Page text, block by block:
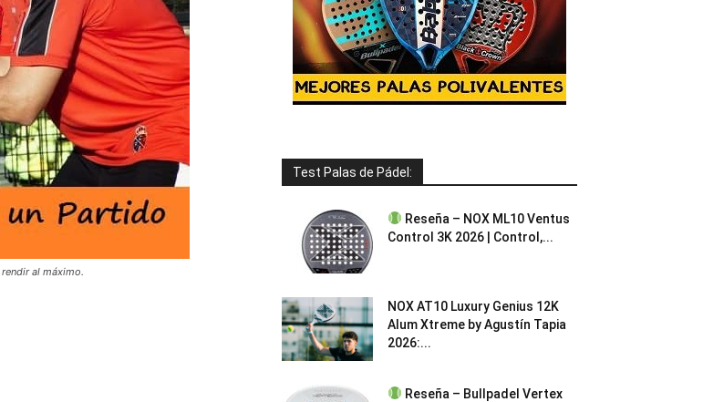
al máximo.
Test Palas de Pádel:
Reseña – NOX ML10 Ventus
Control 3K 2026 | Control,...
NOX AT10 Luxury Genius 12K
Alum Xtreme by Agustín Tapia
2026:...
Reseña – Bullpadel Vertex